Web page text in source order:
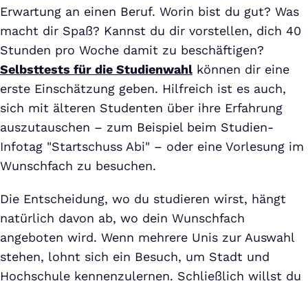
Erwartung an einen Beruf. Worin bist du gut? Was
macht dir Spaß? Kannst du dir vorstellen, dich 40
Stunden pro Woche damit zu beschäftigen?
Selbsttests für die Studienwahl können dir eine
erste Einschätzung geben. Hilfreich ist es auch,
sich mit älteren Studenten über ihre Erfahrung
auszutauschen – zum Beispiel beim Studien-
Infotag "Startschuss Abi" – oder eine Vorlesung im
Wunschfach zu besuchen.
Die Entscheidung, wo du studieren wirst, hängt
natürlich davon ab, wo dein Wunschfach
angeboten wird. Wenn mehrere Unis zur Auswahl
stehen, lohnt sich ein Besuch, um Stadt und
Hochschule kennenzulernen. Schließlich willst du